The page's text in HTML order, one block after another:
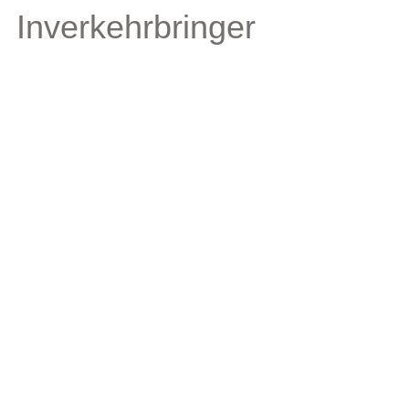
Inverkehrbringer